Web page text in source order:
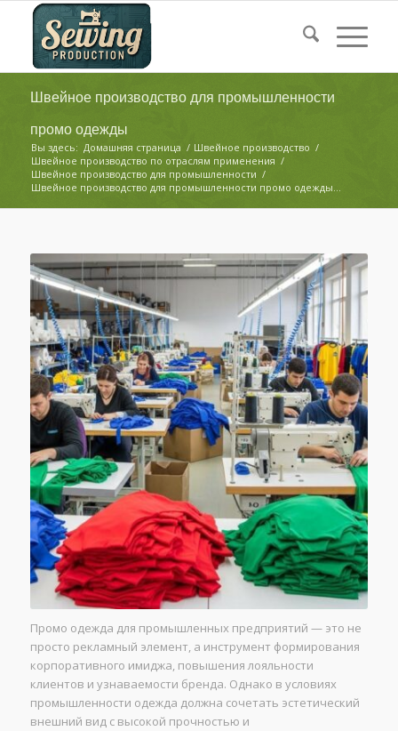
Швейное производство для промышленности
промо одежды
Вы здесь: Домашняя страница / Швейное производство /
Швейное производство по отраслям применения /
Швейное производство для промышленности /
Швейное производство для промышленности промо одежды...
Промо одежда для промышленных предприятий — это не
просто рекламный элемент, а инструмент формирования
корпоративного имиджа, повышения лояльности
клиентов и узнаваемости бренда. Однако в условиях
промышленности одежда должна сочетать эстетический
внешний вид с высокой прочностью и